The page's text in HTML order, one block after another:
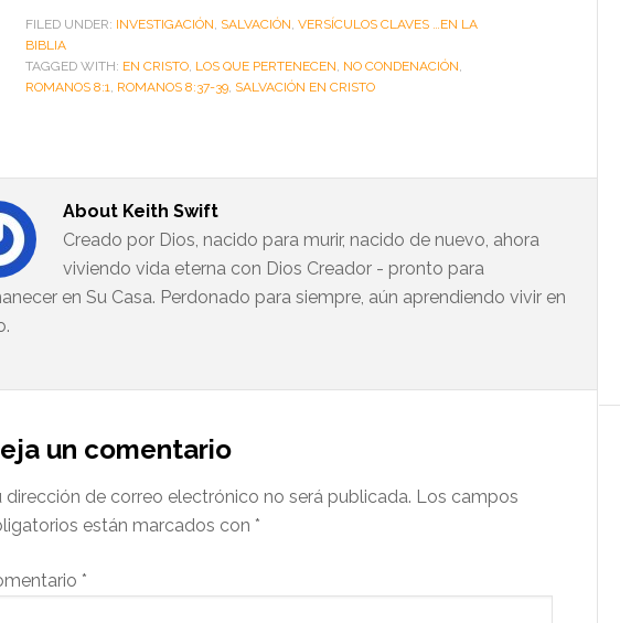
FILED UNDER: INVESTIGACIÓN, SALVACIÓN, VERSÍCULOS CLAVES …EN LA
BIBLIA
TAGGED WITH: EN CRISTO, LOS QUE PERTENECEN, NO CONDENACIÓN,
ROMANOS 8:1, ROMANOS 8:37-39, SALVACIÓN EN CRISTO
About Keith Swift
Creado por Dios, nacido para murir, nacido de nuevo, ahora
viviendo vida eterna con Dios Creador - pronto para
en Su Casa. Perdonado para siempre, aún aprendiendo vivir en
un comentario
dirección de correo electrónico no será publicada. Los campos
están marcados con *
*